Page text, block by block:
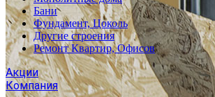
Бани
Фундамент, Цоколь
Другие строения
Ремонт Квартир, Офисов
Акции
Компания